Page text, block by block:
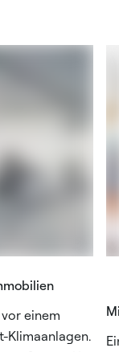
einem
Klimaanlagen.